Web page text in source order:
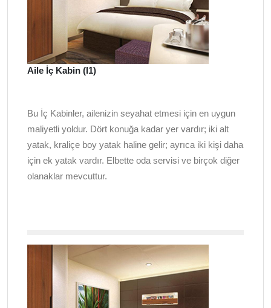
Aile İç Kabin (I1)
Bu İç Kabinler, ailenizin seyahat etmesi için en uygun
maliyetli yoldur. Dört konuğa kadar yer vardır; iki alt
yatak, kraliçe boy yatak haline gelir; ayrıca iki kişi daha
için ek yatak vardır. Elbette oda servisi ve birçok diğer
olanaklar mevcuttur.